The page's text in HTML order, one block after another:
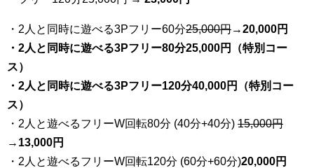
・2人と同時に遊べる3Pフリー60分25,000円→20,000円
・2人と同時に遊べる3Pフリー80分25,000円（特別コー
ス）
・2人と同時に遊べる3Pフリー120分40,000円（特別コー
ス）
・2人と遊べるフリーW回転80分 (40分+40分) 15,000円
→ 13,000円
・2人と遊べるフリーW回転120分 (60分+60分)20,000円